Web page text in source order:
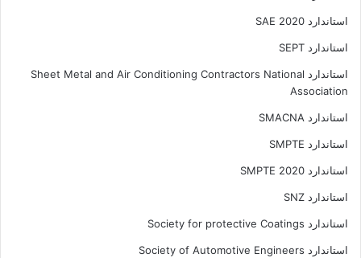
استاندارد SAE 2020
استاندارد SEPT
استاندارد Sheet Metal and Air Conditioning Contractors National
Association
استاندارد SMACNA
استاندارد SMPTE
استاندارد SMPTE 2020
استاندارد SNZ
استاندارد Society for protective Coatings
استاندارد Society of Automotive Engineers